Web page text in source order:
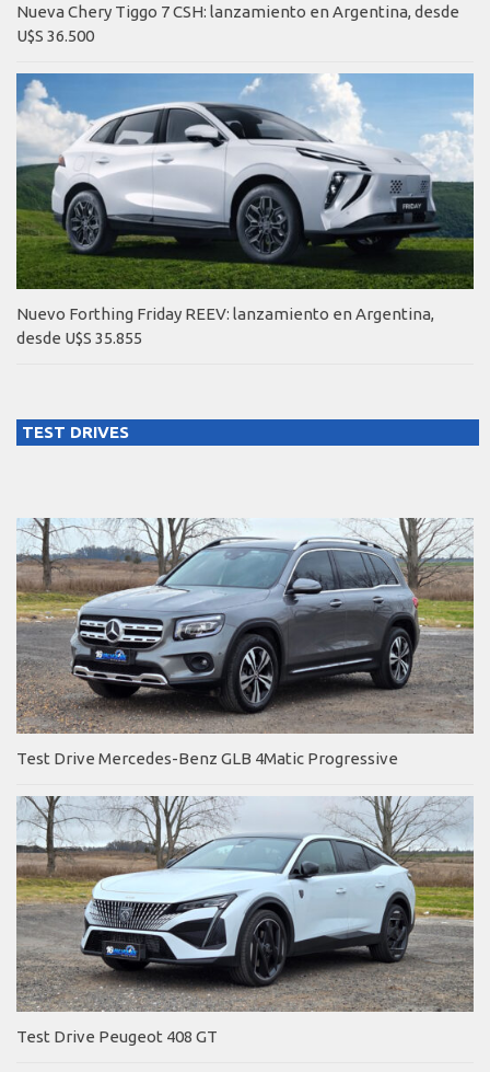
Nueva Chery Tiggo 7 CSH: lanzamiento en Argentina, desde
U$S 36.500
Nuevo Forthing Friday REEV: lanzamiento en Argentina,
desde U$S 35.855
TEST DRIVES
Test Drive Mercedes-Benz GLB 4Matic Progressive
Test Drive Peugeot 408 GT